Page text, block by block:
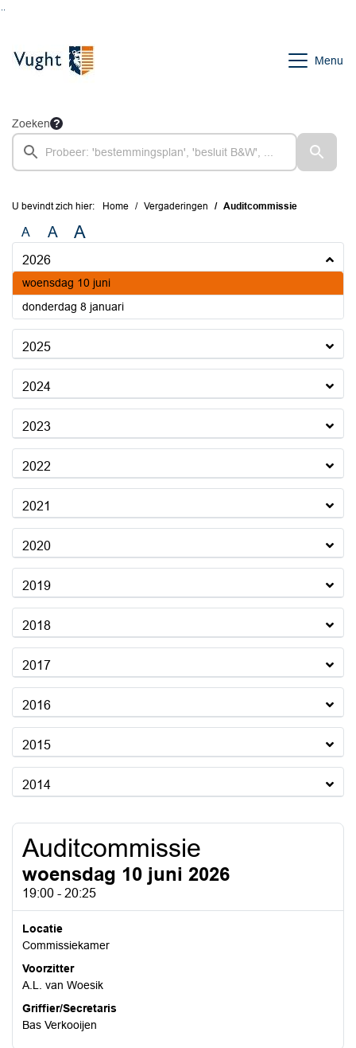
Menu
Zoeken
U bevindt zich hier: Home Vergaderingen Auditcommissie
A A A
2026
woensdag 10 juni2026
donderdag 8 januari2026
2025
2024
2023
2022
2021
2020
2019
2018
2017
2016
2015
2014
Auditcommissie
woensdag 10 juni 2026
19:00 - 20:25
Locatie
Commissiekamer
Voorzitter
A.L. van Woesik
Griffier/Secretaris
Bas Verkooijen